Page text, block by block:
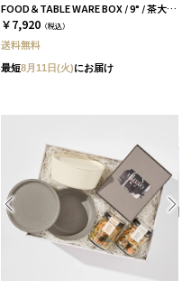
FOOD＆TABLE WARE BOX / 9° / 茶大色 / ズッペン
￥7,920 （税込）
送料無料
最短8月11日(火)にお届け